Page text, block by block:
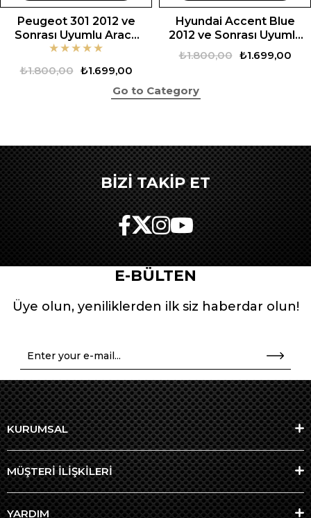
Peugeot 301 2012 ve
Sonrası Uyumlu Araca
Özel Set
★★★★★
₺1.699,00
₺1.800,00
Hyundai Accent Blue
2012 ve Sonrası Uyumlu
Araca Özel Set
₺1.699,00
₺1.800,00
Go to Category
BİZİ TAKİP ET
E-BÜLTEN
Üye olun, yeniliklerden ilk siz haberdar olun!
KURUMSAL
MÜŞTERİ İLİŞKİLERİ
YARDIM